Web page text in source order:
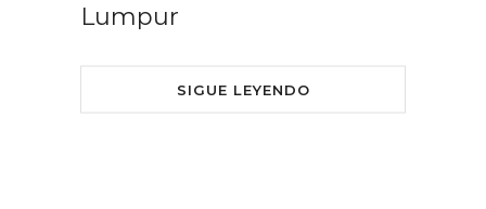
Lumpur
SIGUE LEYENDO